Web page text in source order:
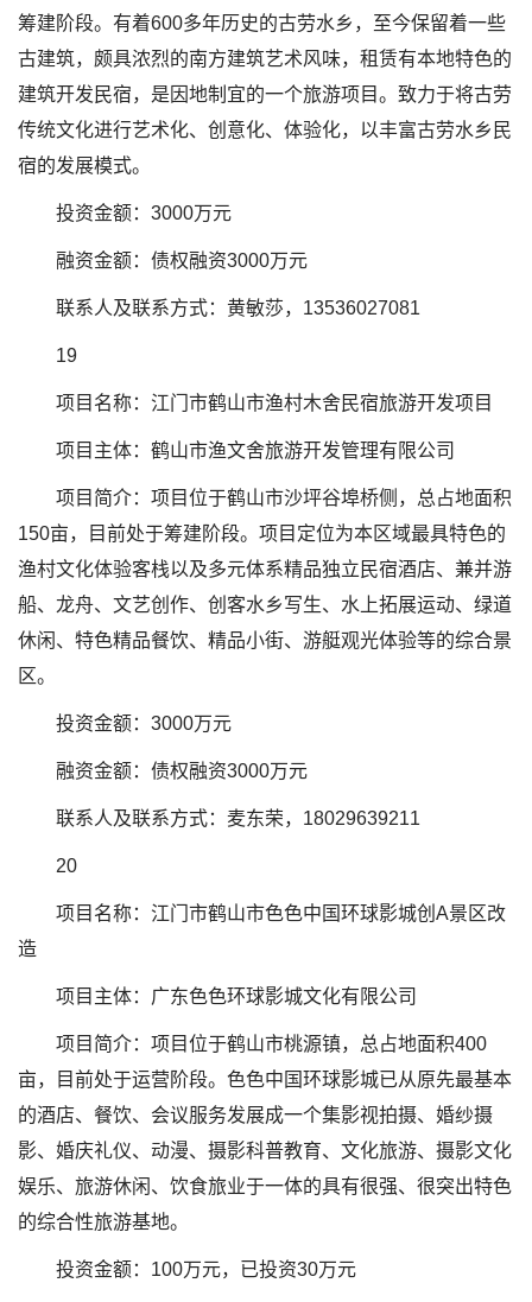
筹建阶段。有着600多年历史的古劳水乡，至今保留着一些
古建筑，颇具浓烈的南方建筑艺术风味，租赁有本地特色的
建筑开发民宿，是因地制宜的一个旅游项目。致力于将古劳
传统文化进行艺术化、创意化、体验化，以丰富古劳水乡民
宿的发展模式。
投资金额：3000万元
融资金额：债权融资3000万元
联系人及联系方式：黄敏莎，13536027081
19
项目名称：江门市鹤山市渔村木舍民宿旅游开发项目
项目主体：鹤山市渔文舍旅游开发管理有限公司
项目简介：项目位于鹤山市沙坪谷埠桥侧，总占地面积
150亩，目前处于筹建阶段。项目定位为本区域最具特色的
渔村文化体验客栈以及多元体系精品独立民宿酒店、兼并游
船、龙舟、文艺创作、创客水乡写生、水上拓展运动、绿道
休闲、特色精品餐饮、精品小街、游艇观光体验等的综合景
区。
投资金额：3000万元
融资金额：债权融资3000万元
联系人及联系方式：麦东荣，18029639211
20
项目名称：江门市鹤山市色色中国环球影城创A景区改
造
项目主体：广东色色环球影城文化有限公司
项目简介：项目位于鹤山市桃源镇，总占地面积400
亩，目前处于运营阶段。色色中国环球影城已从原先最基本
的酒店、餐饮、会议服务发展成一个集影视拍摄、婚纱摄
影、婚庆礼仪、动漫、摄影科普教育、文化旅游、摄影文化
娱乐、旅游休闲、饮食旅业于一体的具有很强、很突出特色
的综合性旅游基地。
投资金额：100万元，已投资30万元